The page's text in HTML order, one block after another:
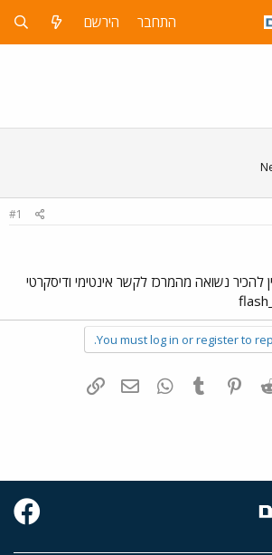
התחבר הירשם
#1
להכיר נשואה מהמרכז לקשר אינטימי ודיסקרטי
You must log in or register to
Reddit
Pinterest
Tumblr
WhatsAppדואר אלקטרוני